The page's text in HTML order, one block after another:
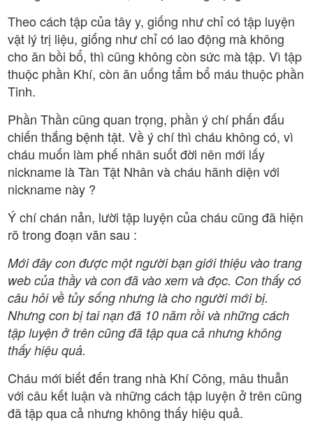
Theo cách tập của tây y, giống như chỉ có tập luyện
vật lý trị liệu, giống như chỉ có lao động mà không
cho ăn bồi bổ, thì cũng không còn sức mà tập. Vì tập
thuộc phần Khí, còn ăn uống tẩm bổ máu thuộc phần
Tinh.
Phần Thần cũng quan trọng, phần ý chí phấn đấu
chiến thắng bệnh tật. Về ý chí thì cháu không có, vì
cháu muốn làm phế nhân suốt đời nên mới lấy
nickname là Tàn Tật Nhân và cháu hãnh diện với
nickname này ?
Ý chí chán nản, lười tập luyện của cháu cũng đã hiện
rõ trong đoạn văn sau :
Mới đây con được một người bạn giới thiệu vào trang
web của thầy và con đã vào xem và đọc. Con thấy có
câu hỏi về tủy sống nhưng là cho người mới bị.
Nhưng con bị tai nạn đã 10 năm rồi và những cách
tập luyện ở trên cũng đã tập qua cả nhưng không
thấy hiệu quả.
Cháu mới biết đến trang nhà Khí Công, mâu thuẫn
với câu kết luận và những cách tập luyện ở trên cũng
đã tập qua cả nhưng không thấy hiệu quả.